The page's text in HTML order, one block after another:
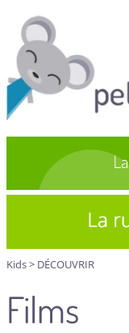
Kids> DÉCOUVRIR
Films